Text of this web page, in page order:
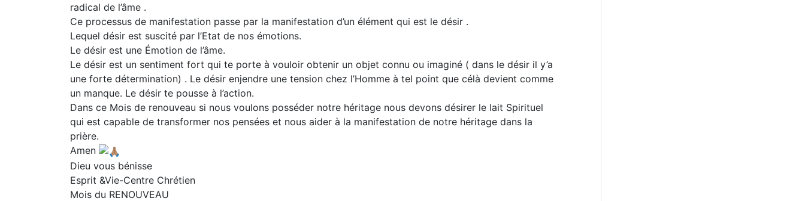
radical de l’âme .
Ce processus de manifestation passe par la manifestation d’un élément qui est le désir .
Lequel désir est suscité par l’Etat de nos émotions.
Le désir est une Émotion de l’âme.
Le désir est un sentiment fort qui te porte à vouloir obtenir un objet connu ou imaginé ( dans le désir il y’a
une forte détermination) . Le désir enjendre une tension chez l’Homme à tel point que célà devient comme
un manque. Le désir te pousse à l’action.
Dans ce Mois de renouveau si nous voulons posséder notre héritage nous devons désirer le lait Spirituel
qui est capable de transformer nos pensées et nous aider à la manifestation de notre héritage dans la
prière.
Amen
Dieu vous bénisse
Esprit &Vie-Centre Chrétien
Mois du RENOUVEAU